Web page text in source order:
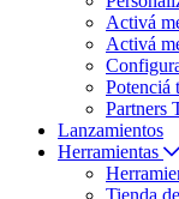
Activá
Activá
Potenciá
Partners
Lanzamientos
Herramientas
Tienda